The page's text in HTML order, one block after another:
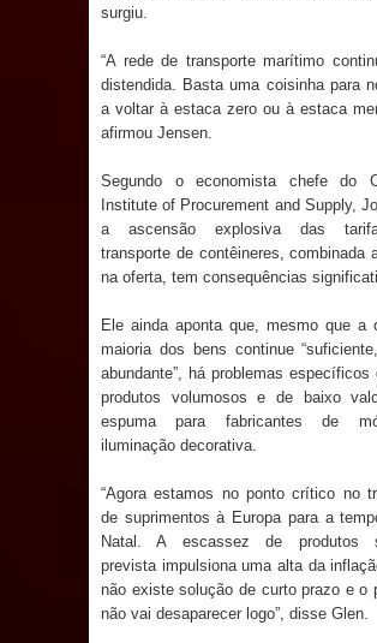
Assembleia Legislativa
Mari marca presença no
com foco na qualificação dos
serviços do SUS
Perseguição na Gestão de
Ribeiro e prática repudiável
Caldas Brandão: IPMCB
questionamentos da
Rosângela e afirma que
surgiu.
“A rede de transporte marítimo
distendida. Basta uma coisinha para
a voltar à estaca zero ou à estaca
afirmou Jensen.
Segundo o economista chefe do
Institute of Procurement and Supply,
a ascensão explosiva das
transporte de contêineres, combinada
na oferta, tem consequências
Ele ainda aponta que, mesmo que a
maioria dos bens continue
abundante”, há problemas específicos
produtos volumosos e de baixo
espuma para fabricantes de
iluminação decorativa.
“Agora estamos no ponto crítico no
de suprimentos à Europa para a
Natal. A escassez de produtos
prevista impulsiona uma alta da
não existe solução de curto prazo e o
não vai desaparecer logo”, disse Glen.